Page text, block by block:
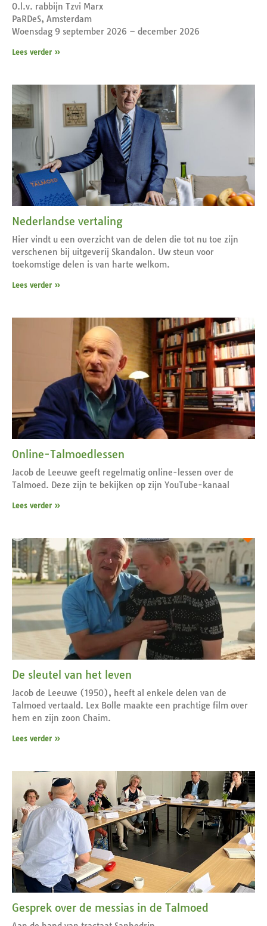
O.l.v. rabbijn Tzvi Marx
PaRDeS, Amsterdam
Woensdag 9 september 2026 – december 2026
Lees verder »
Nederlandse vertaling
Hier vindt u een overzicht van de delen die tot nu toe zijn
verschenen bij uitgeverij Skandalon. Uw steun voor
toekomstige delen is van harte welkom.
Lees verder »
Online-Talmoedlessen
Jacob de Leeuwe geeft regelmatig online-lessen over de
Talmoed. Deze zijn te bekijken op zijn YouTube-kanaal
Lees verder »
De sleutel van het leven
Jacob de Leeuwe (1950), heeft al enkele delen van de
Talmoed vertaald. Lex Bolle maakte een prachtige film over
hem en zijn zoon Chaim.
Lees verder »
Gesprek over de messias in de Talmoed